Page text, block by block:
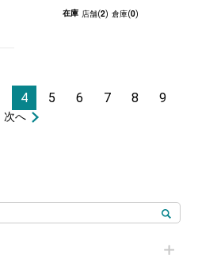
在庫 店舗(2) 倉庫(0)
4 5 6 7 8 9
次へ